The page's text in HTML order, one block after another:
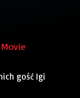
gość Igi